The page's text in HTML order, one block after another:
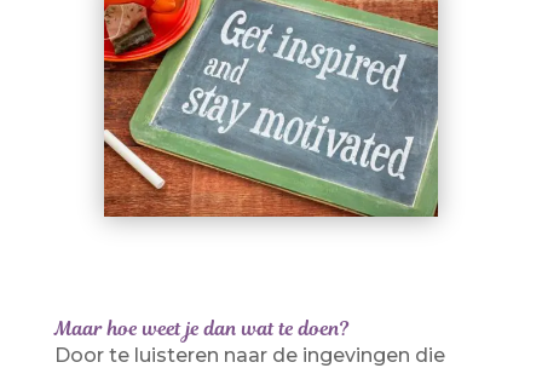
Maar hoe weet je dan wat te doen?
Door te luisteren naar de ingevingen die